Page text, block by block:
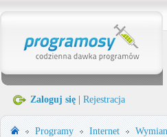
Zaloguj się Rejestracja
Programy Internet